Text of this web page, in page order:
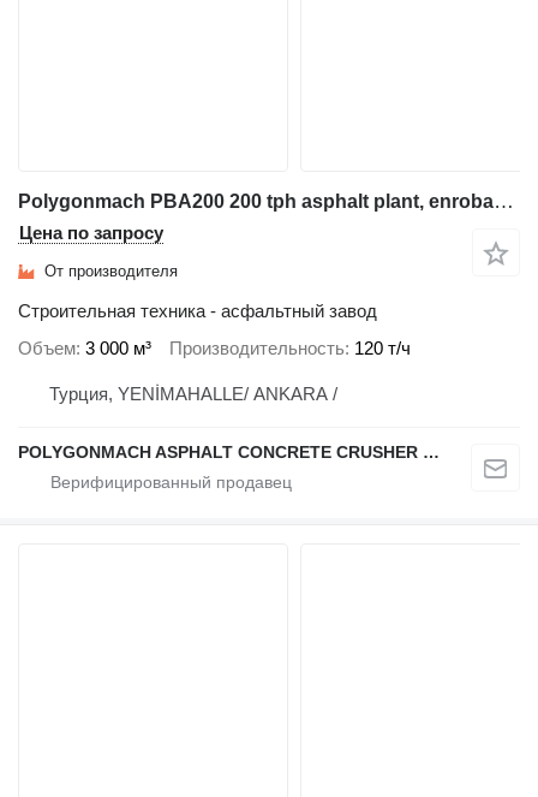
Polygonmach PBA200 200 tph asphalt plant, enrobage, asfalto
Цена по запросу
От производителя
Строительная техника - асфальтный завод
Объем 3 000 м³ Производительность 120 т/ч
Турция, YENİMAHALLE/ ANKARA /
POLYGONMACH ASPHALT CONCRETE CRUSHER SYSTEMS